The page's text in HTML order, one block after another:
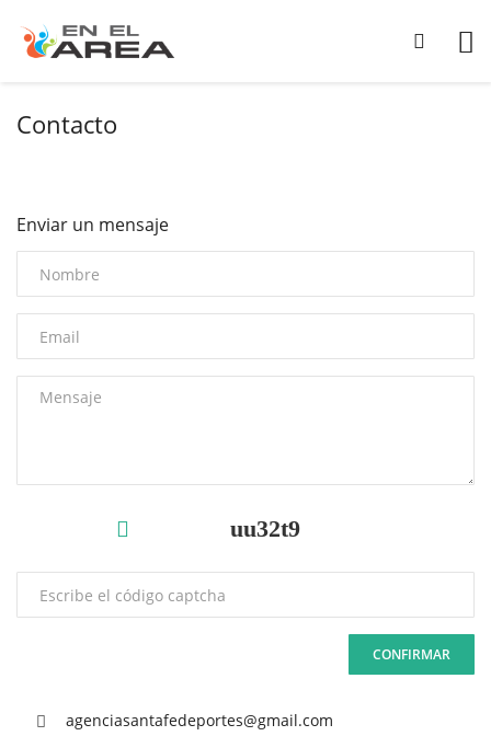
Contacto
Enviar un mensaje
CONFIRMAR
agenciasantafedeportes@gmail.com